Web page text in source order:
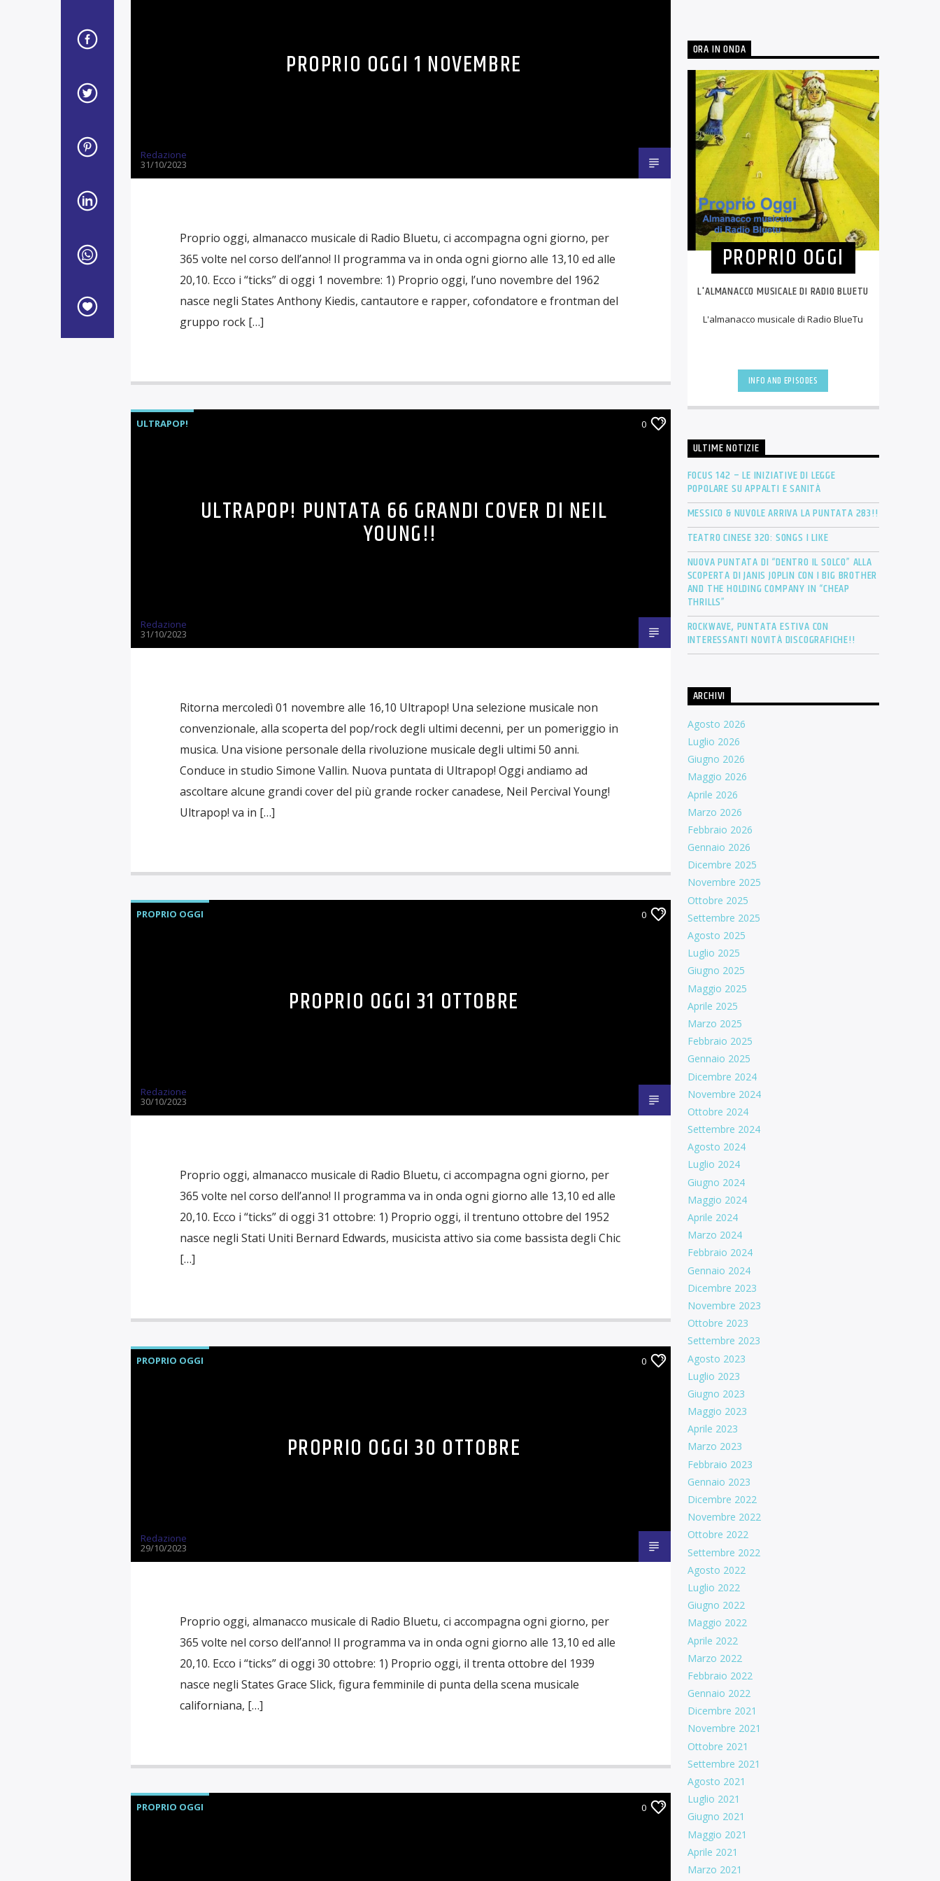
PROPRIO OGGI 1 NOVEMBRE
Redazione
31/10/2023
Proprio oggi, almanacco musicale di Radio Bluetu, ci accompagna ogni giorno, per
365 volte nel corso dell’anno! Il programma va in onda ogni giorno alle 13,10 ed alle
20,10. Ecco i “ticks” di oggi 1 novembre: 1) Proprio oggi, l’uno novembre del 1962
nasce negli States Anthony Kiedis, cantautore e rapper, cofondatore e frontman del
gruppo rock […]
ULTRAPOP! 0
ULTRAPOP! PUNTATA 66 GRANDI COVER DI NEIL
YOUNG!!
Redazione
31/10/2023
Ritorna mercoledì 01 novembre alle 16,10 Ultrapop! Una selezione musicale non
convenzionale, alla scoperta del pop/rock degli ultimi decenni, per un pomeriggio in
musica. Una visione personale della rivoluzione musicale degli ultimi 50 anni.
Conduce in studio Simone Vallin. Nuova puntata di Ultrapop! Oggi andiamo ad
ascoltare alcune grandi cover del più grande rocker canadese, Neil Percival Young!
Ultrapop! va in […]
PROPRIO OGGI 0
PROPRIO OGGI 31 OTTOBRE
Redazione
30/10/2023
Proprio oggi, almanacco musicale di Radio Bluetu, ci accompagna ogni giorno, per
365 volte nel corso dell’anno! Il programma va in onda ogni giorno alle 13,10 ed alle
20,10. Ecco i “ticks” di oggi 31 ottobre: 1) Proprio oggi, il trentuno ottobre del 1952
nasce negli Stati Uniti Bernard Edwards, musicista attivo sia come bassista degli Chic
[…]
PROPRIO OGGI 0
PROPRIO OGGI 30 OTTOBRE
Redazione
29/10/2023
Proprio oggi, almanacco musicale di Radio Bluetu, ci accompagna ogni giorno, per
365 volte nel corso dell’anno! Il programma va in onda ogni giorno alle 13,10 ed alle
20,10. Ecco i “ticks” di oggi 30 ottobre: 1) Proprio oggi, il trenta ottobre del 1939
nasce negli States Grace Slick, figura femminile di punta della scena musicale
californiana, […]
PROPRIO OGGI 0
ORA IN ONDA
PROPRIO OGGI
L'ALMANACCO MUSICALE DI RADIO BLUETU
L'almanacco musicale di Radio BlueTu
INFO AND EPISODES
ULTIME NOTIZIE
FOCUS 142 – LE INIZIATIVE DI LEGGE
POPOLARE SU APPALTI E SANITÀ
MESSICO & NUVOLE ARRIVA LA PUNTATA 283!!
TEATRO CINESE 320: SONGS I LIKE
NUOVA PUNTATA DI “DENTRO IL SOLCO” ALLA
SCOPERTA DI JANIS JOPLIN CON I BIG BROTHER
AND THE HOLDING COMPANY IN “CHEAP
THRILLS”
ROCKWAVE, PUNTATA ESTIVA CON
INTERESSANTI NOVITÀ DISCOGRAFICHE!!
ARCHIVI
Agosto 2026
Luglio 2026
Giugno 2026
Maggio 2026
Aprile 2026
Marzo 2026
Febbraio 2026
Gennaio 2026
Dicembre 2025
Novembre 2025
Ottobre 2025
Settembre 2025
Agosto 2025
Luglio 2025
Giugno 2025
Maggio 2025
Aprile 2025
Marzo 2025
Febbraio 2025
Gennaio 2025
Dicembre 2024
Novembre 2024
Ottobre 2024
Settembre 2024
Agosto 2024
Luglio 2024
Giugno 2024
Maggio 2024
Aprile 2024
Marzo 2024
Febbraio 2024
Gennaio 2024
Dicembre 2023
Novembre 2023
Ottobre 2023
Settembre 2023
Agosto 2023
Luglio 2023
Giugno 2023
Maggio 2023
Aprile 2023
Marzo 2023
Febbraio 2023
Gennaio 2023
Dicembre 2022
Novembre 2022
Ottobre 2022
Settembre 2022
Agosto 2022
Luglio 2022
Giugno 2022
Maggio 2022
Aprile 2022
Marzo 2022
Febbraio 2022
Gennaio 2022
Dicembre 2021
Novembre 2021
Ottobre 2021
Settembre 2021
Agosto 2021
Luglio 2021
Giugno 2021
Maggio 2021
Aprile 2021
Marzo 2021